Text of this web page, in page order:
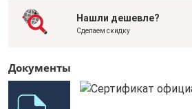
Нашли дешевле?
Сделаем скидку
Документы